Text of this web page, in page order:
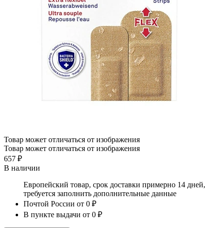
Товар может отличаться от изображения
Товар может отличаться от изображения
657 ₽
В наличии
Европейский товар, срок доставки примерно 14 дней,
требуется заполнить дополнительные данные
Почтой России от 0 ₽
В пункте выдачи от 0 ₽